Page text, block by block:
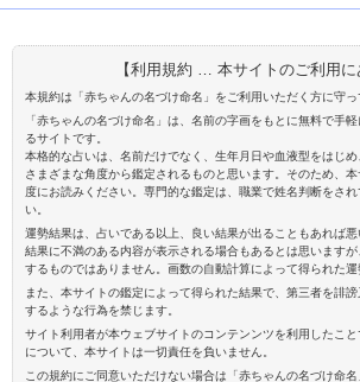
【利用規約 … 本サイトのご利用に
本規約は「赤ちゃんの名づけ命名」をご利用いただく方に守っ
「赤ちゃんの名づけ命名」は、名前の字画をもとに無料で手
るサイトです。
本格的な占いは、名前だけでなく、生年月日や血液型をはじめ
さまざまな角度から鑑定されるものと思います。そのため、
度にお読みください。専門的な鑑定は、職業で姓名判断をさ
い。
運勢結果は、占いである以上、良い結果が出ることもあれば
結果に不満のある内容が表示される場合もあるとは思います
するものではありません。画数の自動計算によって得られた運
また、本サイトの鑑定によって得られた結果で、第三者を誹
するような行為を禁じます。
サイト利用者が本ウェブサイトのコンテンンツを利用したこ
について、本サイトは一切責任を負いません。
この規約にご同意いただけない場合は「赤ちゃんの名づけ命